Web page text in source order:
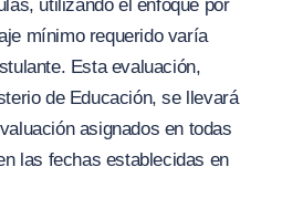
utilizando el enfoque por
mínimo requerido varía
Esta evaluación,
de Educación, se llevará
asignados en todas
las fechas establecidas en